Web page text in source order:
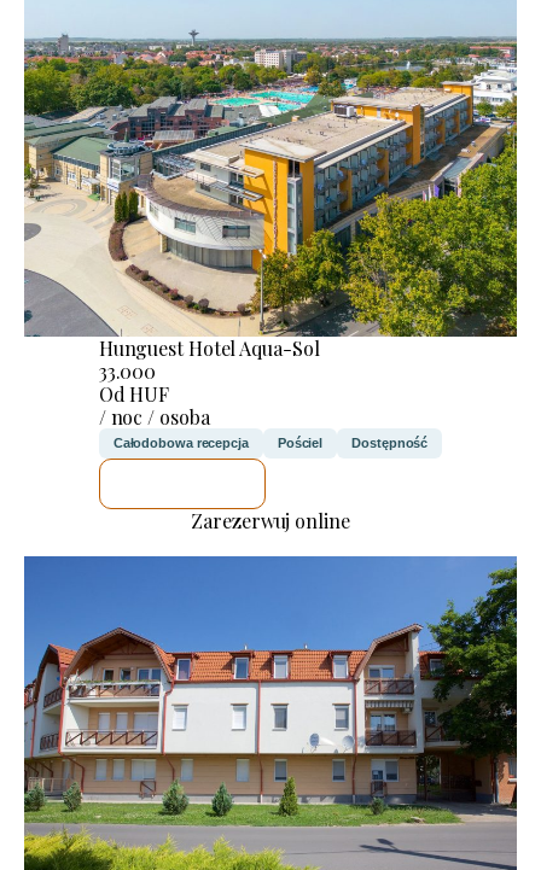
Hunguest Hotel Aqua-Sol
33.000
Od HUF
/ noc / osoba
Całodobowa recepcja Pościel Dostępność
Zarezerwuj online